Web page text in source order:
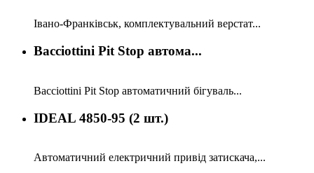
Івано-Франківськ, комплектувальний верстат...
Bacciottini Pit Stop aвтома...
Bacciottini Pit Stop aвтоматичний бігуваль...
IDEAL 4850-95 (2 шт.)
Автоматичний електричний привід затискача,...